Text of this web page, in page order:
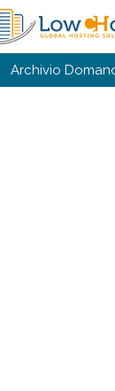
Archivio